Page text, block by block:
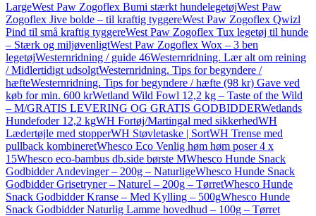
LargeWest Paw Zogoflex Bumi stærkt hundelegetøjWest Paw
Zogoflex Jive bolde – til kraftig tyggereWest Paw Zogoflex Qwizl
Pind til små kraftig tyggereWest Paw Zogoflex Tux legetøj til hunde
– Stærk og miljøvenligtWest Paw Zogoflex Wox – 3 ben
legetøjWesternridning / guide 46Westernridning. Lær alt om reining
/ Midlertidigt udsolgtWesternridning. Tips for begyndere /
hæfteWesternridning. Tips for begyndere / hæfte (98 kr) Gave ved
køb for min. 600 krWetland Wild Fowl 12,2 kg – Taste of the Wild
– M/GRATIS LEVERING OG GRATIS GODBIDDERWetlands
Hundefoder 12,2 kgWH Fortøj/Martingal med sikkerhedWH
Lædertøjle med stopperWH Støvletaske | SortWH Trense med
pullback kombineretWhesco Eco Venlig høm høm poser 4 x
15Whesco eco-bambus db.side børste MWhesco Hunde Snack
Godbidder Andevinger – 200g – NaturligeWhesco Hunde Snack
Godbidder Grisetryner – Naturel – 200g – TørretWhesco Hunde
Snack Godbidder Kranse – Med Kylling – 500gWhesco Hunde
Snack Godbidder Naturlig Lamme hovedhud – 100g – Tørret